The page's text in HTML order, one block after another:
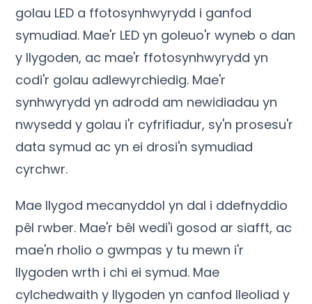
golau LED a ffotosynhwyrydd i ganfod
symudiad. Mae'r LED yn goleuo'r wyneb o dan
y llygoden, ac mae'r ffotosynhwyrydd yn
codi'r golau adlewyrchiedig. Mae'r
synhwyrydd yn adrodd am newidiadau yn
nwysedd y golau i'r cyfrifiadur, sy'n prosesu'r
data symud ac yn ei drosi'n symudiad
cyrchwr.
Mae llygod mecanyddol yn dal i ddefnyddio
pêl rwber. Mae'r bêl wedi'i gosod ar siafft, ac
mae'n rholio o gwmpas y tu mewn i'r
llygoden wrth i chi ei symud. Mae
cylchedwaith y llygoden yn canfod lleoliad y